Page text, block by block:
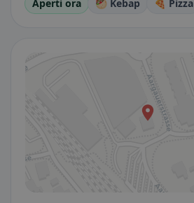
Aperti ora 🥙 Kebap 🍕 Pizza